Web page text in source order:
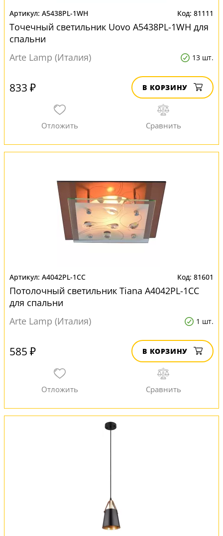
A5438PL-1WH 81111
Точечный светильник Uovo A5438PL-1WH для
спальни
Arte Lamp (Италия)
13 шт.
833 ₽ В КОРЗИНУ
A4042PL-1CC 81601
Потолочный светильник Tiana A4042PL-1CC
для спальни
Arte Lamp (Италия)
1 шт.
585 ₽ В КОРЗИНУ